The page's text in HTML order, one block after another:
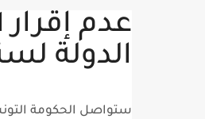
عدم
الدولة لسنة